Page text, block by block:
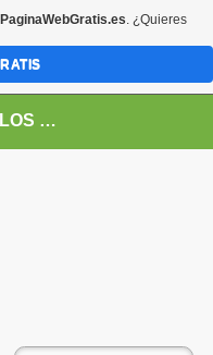
LA PAGINA DE LOS GUERREROS
PaginaWebGratis.es. ¿Quieres